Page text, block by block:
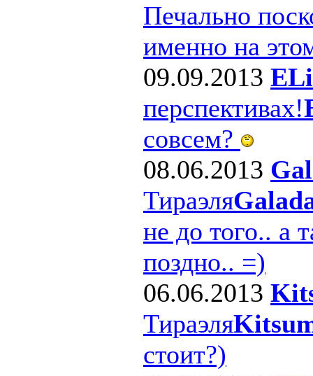
Печально
именно на
09.09.2013 ELi
перспективах!
совсем?
08.06.2013
Тираэля
не до того.. а
поздно.. =)
06.06.2013
Тираэля
стоит?)